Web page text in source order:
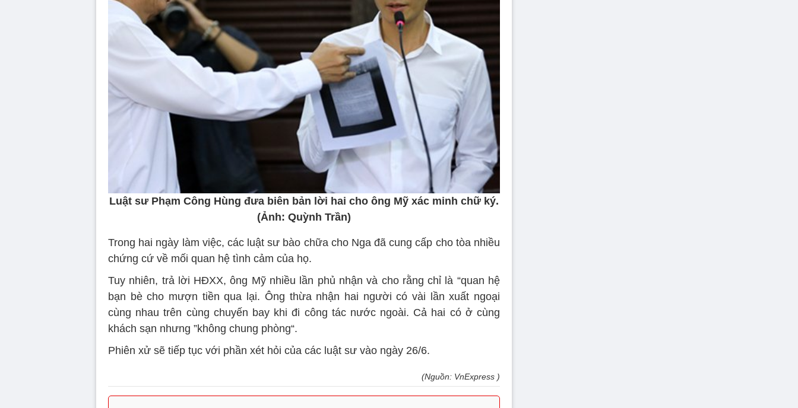
Luật sư Phạm Công Hùng đưa biên bản lời hai cho ông Mỹ xác minh chữ ký.
(Ảnh: Quỳnh Trần)
Trong hai ngày làm việc, các luật sư bào chữa cho Nga đã cung cấp cho tòa nhiều
chứng cứ về mối quan hệ tình cảm của họ.
Tuy nhiên, trả lời HĐXX, ông Mỹ nhiều lần phủ nhận và cho rằng chỉ là “quan hệ
bạn bè cho mượn tiền qua lại. Ông thừa nhận hai người có vài lần xuất ngoại
cùng nhau trên cùng chuyến bay khi đi công tác nước ngoài. Cả hai có ở cùng
khách sạn nhưng ”không chung phòng“.
Phiên xử sẽ tiếp tục với phần xét hỏi của các luật sư vào ngày 26/6.
(Nguồn: VnExpress )